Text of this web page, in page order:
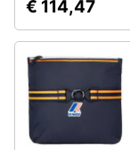
€ 114,47